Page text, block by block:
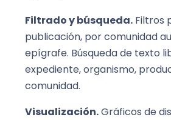
Filtrado y búsqueda.Filtros
publicación, por comunidad
epígrafe. Búsqueda de texto
expediente, organismo,
comunidad.
Visualización.Gráficos de